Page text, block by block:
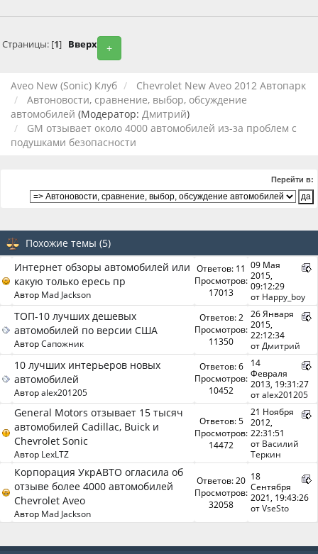
+
Страницы: [1] Вверх
Aveo New (Sonic) Клуб
Chevrolet New Aveo 2012 Автопарк
Автоновости, сравнение, выбор, обсуждение
автомобилей (Модератор: Дмитрий)
GM отзывает около 4000 автомобилей из-за проблем с
подушками безопасности
Перейти в:
Похожие темы (5)
Интернет обзоры автомобилей или
какую только ересь пр
Автор Mad Jackson
Ответов: 11
Просмотров:
17013
09 Мая
2015,
09:12:29
от Happy_boy
ТОП-10 лучших дешевых
автомобилей по версии США
АвторСапожник
Ответов: 2
Просмотров:
11350
26 Января
2015,
22:12:34
от Дмитрий
10 лучших интерьеров новых
автомобилей
Авторalex201205
Ответов: 6
Просмотров:
10452
14
Февраля
2013, 19:31:27
отalex201205
General Motors отзывает 15 тысяч
автомобилей Cadillac, Buick и
Chevrolet Sonic
Автор LexLTZ
Ответов: 5
Просмотров:
14472
21 Ноября
2012,
22:31:51
от Василий
Теркин
Корпорация УкрАВТО огласила об
отзыве более 4000 автомобилей
Chevrolet Aveo
Автор Mad Jackson
Ответов: 20
Просмотров:
32058
18
Сентября
2021, 19:43:26
отVseSto